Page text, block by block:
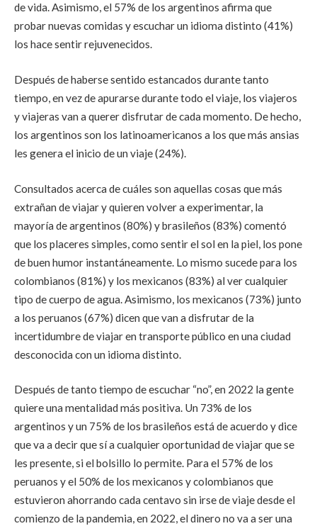
de vida. Asimismo, el 57% de los argentinos afirma que
probar nuevas comidas y escuchar un idioma distinto (41%)
los hace sentir rejuvenecidos.
Después de haberse sentido estancados durante tanto
tiempo, en vez de apurarse durante todo el viaje, los viajeros
y viajeras van a querer disfrutar de cada momento. De hecho,
los argentinos son los latinoamericanos a los que más ansias
les genera el inicio de un viaje (24%).
Consultados acerca de cuáles son aquellas cosas que más
extrañan de viajar y quieren volver a experimentar, la
mayoría de argentinos (80%) y brasileños (83%) comentó
que los placeres simples, como sentir el sol en la piel, los pone
de buen humor instantáneamente. Lo mismo sucede para los
colombianos (81%) y los mexicanos (83%) al ver cualquier
tipo de cuerpo de agua. Asimismo, los mexicanos (73%) junto
a los peruanos (67%) dicen que van a disfrutar de la
incertidumbre de viajar en transporte público en una ciudad
desconocida con un idioma distinto.
Después de tanto tiempo de escuchar “no”, en 2022 la gente
quiere una mentalidad más positiva. Un 73% de los
argentinos y un 75% de los brasileños está de acuerdo y dice
que va a decir que sí a cualquier oportunidad de viajar que se
les presente, si el bolsillo lo permite. Para el 57% de los
peruanos y el 50% de los mexicanos y colombianos que
estuvieron ahorrando cada centavo sin irse de viaje desde el
comienzo de la pandemia, en 2022, el dinero no va a ser una